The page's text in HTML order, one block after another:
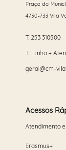
Praça do
4730-733 Vila
T. 253 310500
T. Linha +
geral@cm-
Acessos
Atendimento
Erasmus+